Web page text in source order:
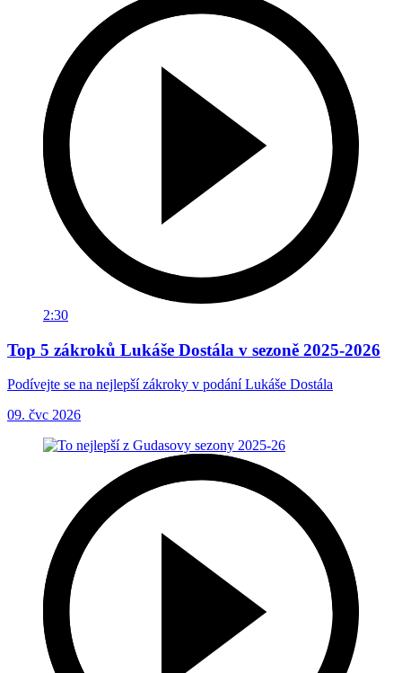
2:30
Top 5 zákroků Lukáše Dostála v sezoně 2025-2026
Podívejte se na nejlepší zákroky v podání Lukáše Dostála
09. čvc 2026